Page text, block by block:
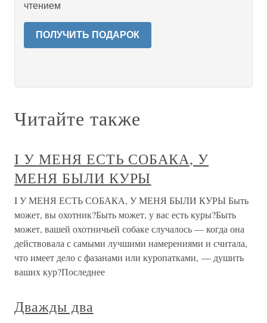
чтением
ПОЛУЧИТЬ ПОДАРОК
Читайте также
I У МЕНЯ ЕСТЬ СОБАКА, У
МЕНЯ БЫЛИ КУРЫ
I У МЕНЯ ЕСТЬ СОБАКА, У МЕНЯ БЫЛИ КУРЫ Быть
может, вы охотник?Быть может, у вас есть куры?Быть
может, вашей охотничьей собаке случалось — когда она
действовала с самыми лучшими намерениями и считала,
что имеет дело с фазанами или куропатками, — душить
ваших кур?Последнее
Дважды два